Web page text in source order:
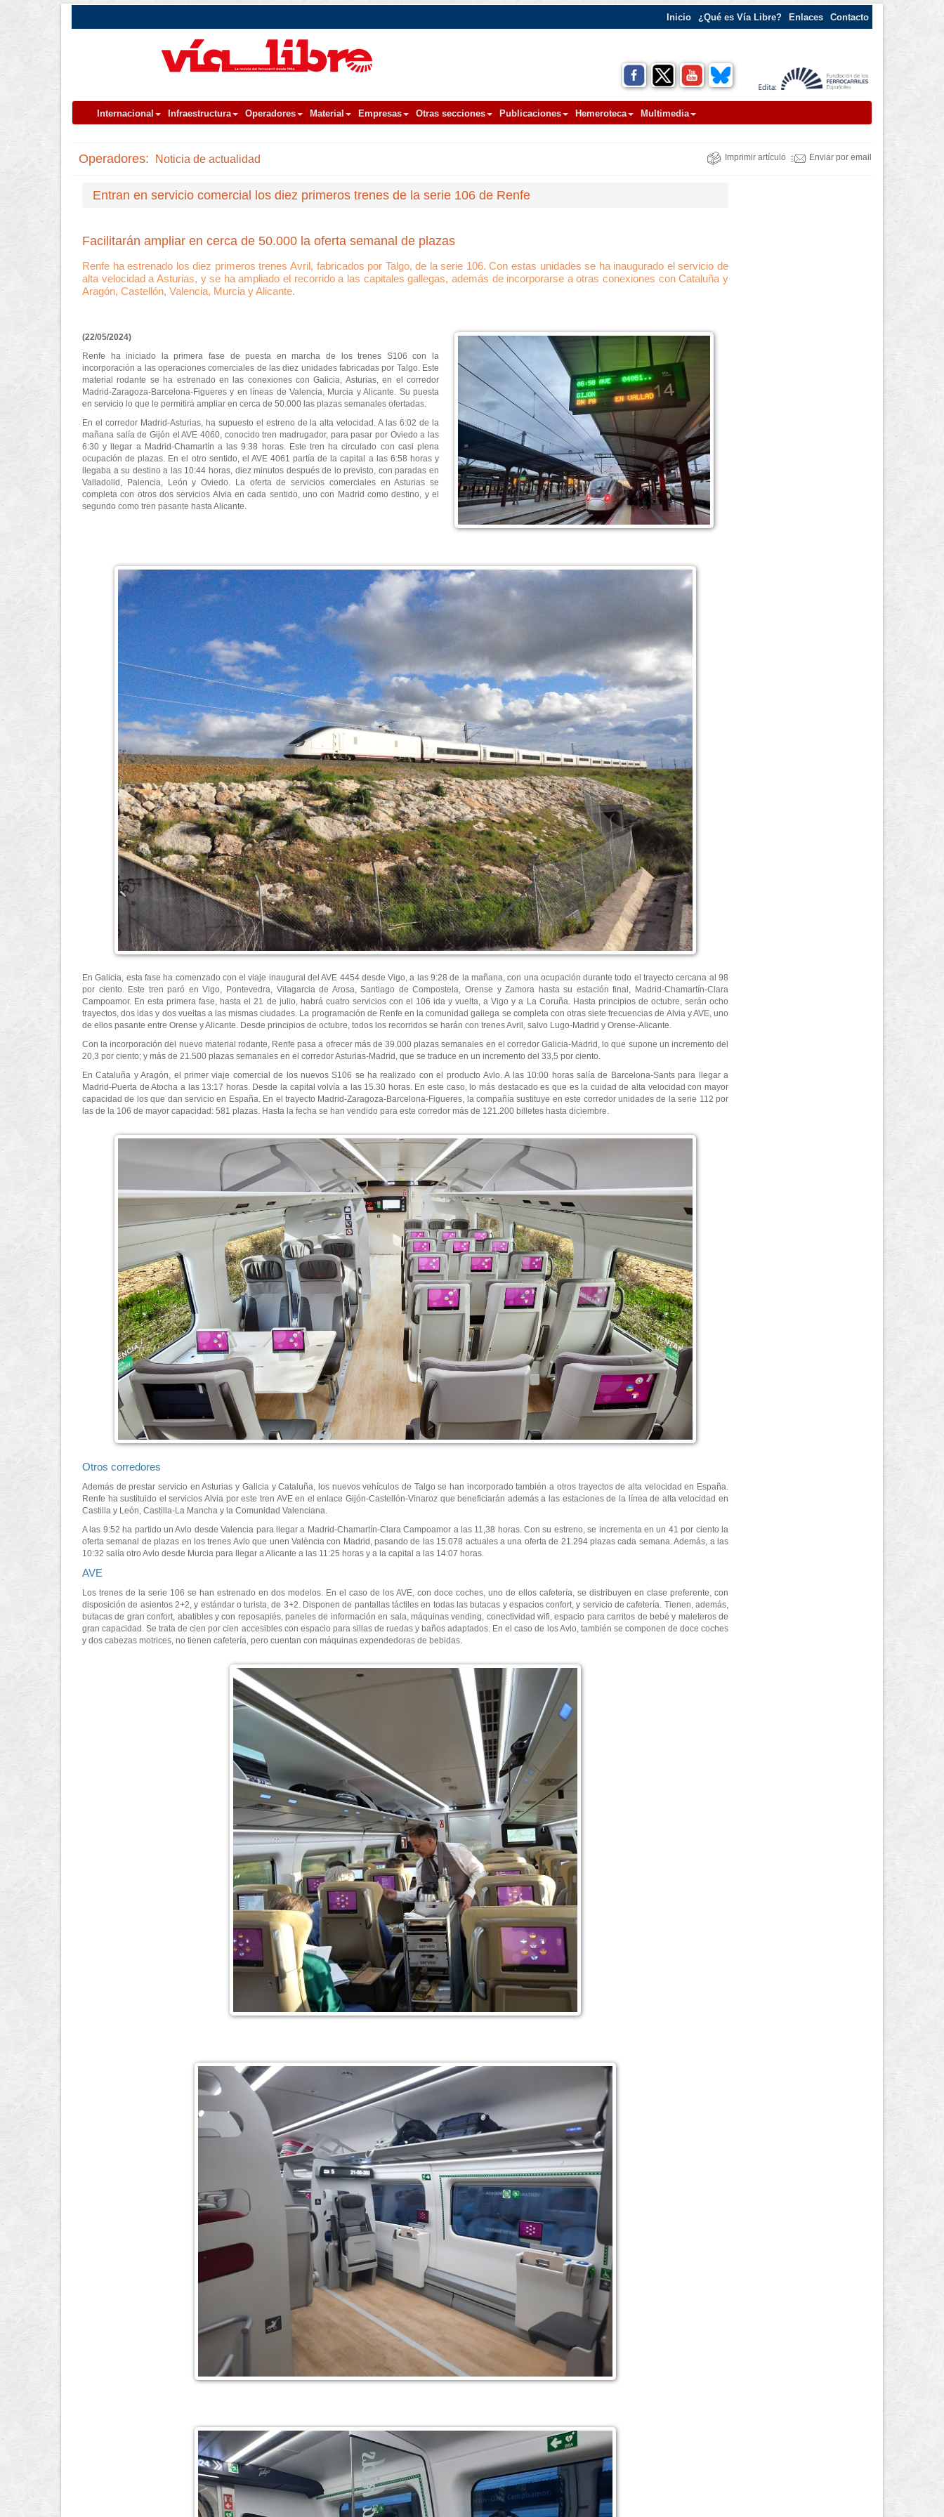
Inicio ¿Qué es Vía Libre? Enlaces Contacto
Internacional Infraestructura Operadores Material Empresas Otras secciones Publicaciones Hemeroteca Multimedia
Operadores: Noticia de actualidad Imprimir artículo Enviar por email
Entran en servicio comercial los diez primeros trenes de la serie 106 de Renfe
Facilitarán ampliar en cerca de 50.000 la oferta semanal de plazas
Renfe ha estrenado los diez primeros trenes Avril, fabricados por Talgo, de la serie 106. Con estas unidades se ha inaugurado el servicio de
alta velocidad a Asturias, y se ha ampliado el recorrido a las capitales gallegas, además de incorporarse a otras conexiones con Cataluña y
Aragón, Castellón, Valencia, Murcia y Alicante.
(22/05/2024)
Renfe ha iniciado la primera fase de puesta en marcha de los trenes S106 con la
incorporación a las operaciones comerciales de las diez unidades fabricadas por Talgo. Este
material rodante se ha estrenado en las conexiones con Galicia, Asturias, en el corredor
Madrid-Zaragoza-Barcelona-Figueres y en líneas de Valencia, Murcia y Alicante. Su puesta
en servicio lo que le permitirá ampliar en cerca de 50.000 las plazas semanales ofertadas.
En el corredor Madrid-Asturias, ha supuesto el estreno de la alta velocidad. A las 6:02 de la
mañana salía de Gijón el AVE 4060, conocido tren madrugador, para pasar por Oviedo a las
6:30 y llegar a Madrid-Chamartín a las 9:38 horas. Este tren ha circulado con casi plena
ocupación de plazas. En el otro sentido, el AVE 4061 partía de la capital a las 6:58 horas y
llegaba a su destino a las 10:44 horas, diez minutos después de lo previsto, con paradas en
Valladolid, Palencia, León y Oviedo. La oferta de servicios comerciales en Asturias se
completa con otros dos servicios Alvia en cada sentido, uno con Madrid como destino, y el
segundo como tren pasante hasta Alicante.
En Galicia, esta fase ha comenzado con el viaje inaugural del AVE 4454 desde Vigo, a las 9:28 de la mañana, con una ocupación durante todo el trayecto cercana al 98
por ciento. Este tren paró en Vigo, Pontevedra, Vilagarcia de Arosa, Santiago de Compostela, Orense y Zamora hasta su estación final, Madrid-Chamartín-Clara
Campoamor. En esta primera fase, hasta el 21 de julio, habrá cuatro servicios con el 106 ida y vuelta, a Vigo y a La Coruña. Hasta principios de octubre, serán ocho
trayectos, dos idas y dos vueltas a las mismas ciudades. La programación de Renfe en la comunidad gallega se completa con otras siete frecuencias de Alvia y AVE, uno
de ellos pasante entre Orense y Alicante. Desde principios de octubre, todos los recorridos se harán con trenes Avril, salvo Lugo-Madrid y Orense-Alicante.
Con la incorporación del nuevo material rodante, Renfe pasa a ofrecer más de 39.000 plazas semanales en el corredor Galicia-Madrid, lo que supone un incremento del
20,3 por ciento; y más de 21.500 plazas semanales en el corredor Asturias-Madrid, que se traduce en un incremento del 33,5 por ciento.
En Cataluña y Aragón, el primer viaje comercial de los nuevos S106 se ha realizado con el producto Avlo. A las 10:00 horas salía de Barcelona-Sants para llegar a
Madrid-Puerta de Atocha a las 13:17 horas. Desde la capital volvía a las 15.30 horas. En este caso, lo más destacado es que es la cuidad de alta velocidad con mayor
capacidad de los que dan servicio en España. En el trayecto Madrid-Zaragoza-Barcelona-Figueres, la compañía sustituye en este corredor unidades de la serie 112 por
las de la 106 de mayor capacidad: 581 plazas. Hasta la fecha se han vendido para este corredor más de 121.200 billetes hasta diciembre.
Otros corredores
Además de prestar servicio en Asturias y Galicia y Cataluña, los nuevos vehículos de Talgo se han incorporado también a otros trayectos de alta velocidad en España.
Renfe ha sustituido el servicios Alvia por este tren AVE en el enlace Gijón-Castellón-Vinaroz que beneficiarán además a las estaciones de la línea de alta velocidad en
Castilla y León, Castilla-La Mancha y la Comunidad Valenciana.
A las 9:52 ha partido un Avlo desde Valencia para llegar a Madrid-Chamartín-Clara Campoamor a las 11,38 horas. Con su estreno, se incrementa en un 41 por ciento la
oferta semanal de plazas en los trenes Avlo que unen València con Madrid, pasando de las 15.078 actuales a una oferta de 21.294 plazas cada semana. Además, a las
10:32 salía otro Avlo desde Murcia para llegar a Alicante a las 11:25 horas y a la capital a las 14:07 horas.
AVE
Los trenes de la serie 106 se han estrenado en dos modelos. En el caso de los AVE, con doce coches, uno de ellos cafetería, se distribuyen en clase preferente, con
disposición de asientos 2+2, y estándar o turista, de 3+2. Disponen de pantallas táctiles en todas las butacas y espacios confort, y servicio de cafetería. Tienen, además,
butacas de gran confort, abatibles y con reposapiés, paneles de información en sala, máquinas vending, conectividad wifi, espacio para carritos de bebé y maleteros de
gran capacidad. Se trata de cien por cien accesibles con espacio para sillas de ruedas y baños adaptados. En el caso de los Avlo, también se componen de doce coches
y dos cabezas motrices, no tienen cafetería, pero cuentan con máquinas expendedoras de bebidas.